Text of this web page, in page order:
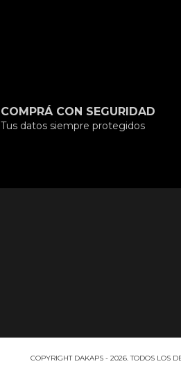
COMPRÁ CON SEGURIDAD
Tus datos siempre protegidos
COPYRIGHT DAKAPS - 2026. TODOS LOS